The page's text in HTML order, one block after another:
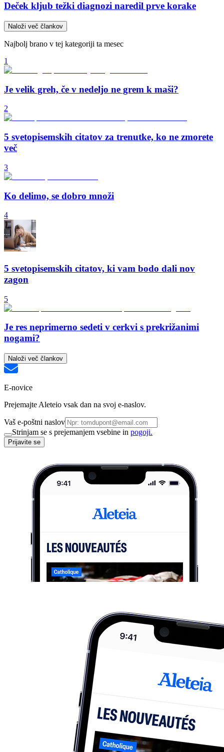
Deček kljub težki diagnozi naredil prve korake
Naloži več člankov
Najbolj brano v tej kategoriji ta mesec
1
Je velik greh, če v nedeljo ne grem k maši?
2
5 svetopisemskih citatov za trenutke, ko ne zmorete
več
3
Ko delimo, se dobro množi
4
5 svetopisemskih citatov, ki vam bodo dali nov
zagon
5
Je res neprimerno sedeti v cerkvi s prekrižanimi
nogami?
Naloži več člankov
E-novice
Prejemajte Aleteio vsak dan na svoj e-naslov.
Vaš e-poštni naslov
Strinjam se s prejemanjem vsebine in pogoji.
Prijavite se